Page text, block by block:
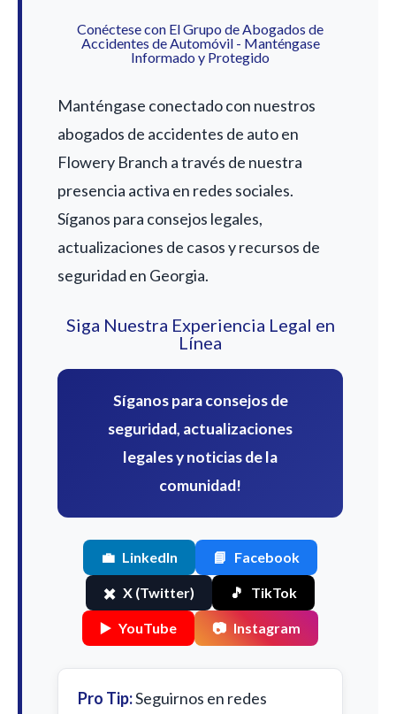
Conéctese con El Grupo de Abogados de
Accidentes de Automóvil - Manténgase
Informado y Protegido
Manténgase conectado con nuestros
abogados de accidentes de auto en
Flowery Branch a través de nuestra
presencia activa en redes sociales.
Síganos para consejos legales,
actualizaciones de casos y recursos de
seguridad en Georgia.
Siga Nuestra Experiencia Legal en
Línea
Síganos para consejos de
seguridad, actualizaciones
legales y noticias de la
comunidad!
💼 LinkedIn 📘 Facebook
✖️ X (Twitter) 🎵 TikTok
▶️ YouTube 📷 Instagram
Pro Tip:Seguirnos en redes